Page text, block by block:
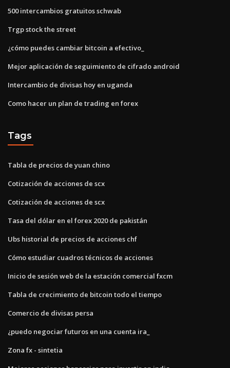
500 intercambios gratuitos schwab
Trgp stock the street
¿cómo puedes cambiar bitcoin a efectivo_
Mejor aplicación de seguimiento de cifrado android
Intercambio de divisas hoy en uganda
Como hacer un plan de trading en forex
Tags
Tabla de precios de yuan chino
Cotización de acciones de scx
Cotización de acciones de scx
Tasa del dólar en el forex 2020 de pakistán
Ubs historial de precios de acciones chf
Cómo estudiar cuadros técnicos de acciones
Inicio de sesión web de la estación comercial fxcm
Tabla de crecimiento de bitcoin todo el tiempo
Comercio de divisas persa
¿puedo negociar futuros en una cuenta ira_
Zona fx - sintetia